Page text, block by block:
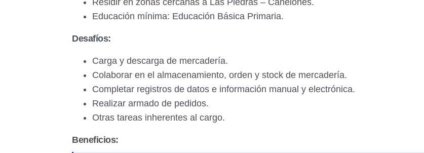
Residir en zonas cercanas a Las Piedras – Canelones.
Educación mínima: Educación Básica Primaria.
Desafíos:
Carga y descarga de mercadería.
Colaborar en el almacenamiento, orden y stock de mercadería.
Completar registros de datos e información manual y electrónica.
Realizar armado de pedidos.
Otras tareas inherentes al cargo.
Beneficios: